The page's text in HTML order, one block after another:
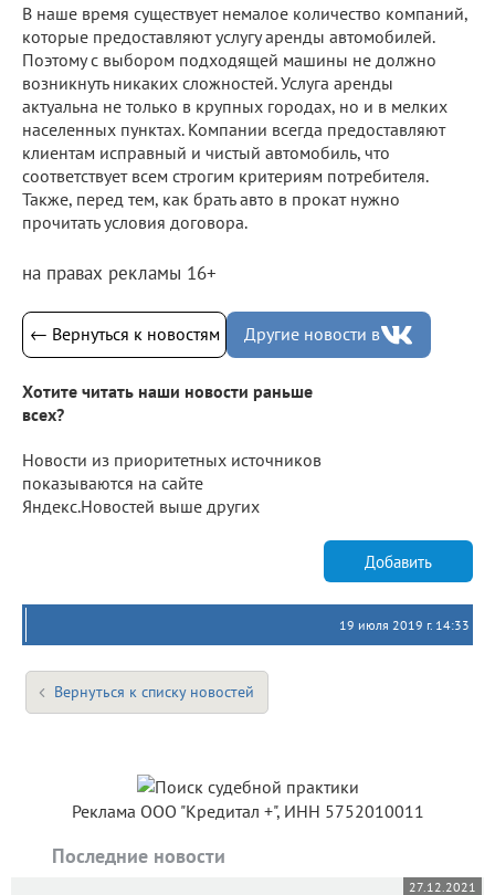
В наше время существует немалое количество компаний,
которые предоставляют услугу аренды автомобилей.
Поэтому с выбором подходящей машины не должно
возникнуть никаких сложностей. Услуга аренды
актуальна не только в крупных городах, но и в мелких
населенных пунктах. Компании всегда предоставляют
клиентам исправный и чистый автомобиль, что
соответствует всем строгим критериям потребителя.
Также, перед тем, как брать авто в прокат нужно
прочитать условия договора.
на правах рекламы 16+
← Вернуться к новостям Другие новости в
Хотите читать наши новости раньше
всех?
Новости из приоритетных источников
показываются на сайте
Яндекс.Новостей выше других
Добавить
19 июля 2019 г. 14:33
Вернуться к списку новостей
Реклама ООО "Кредитал +", ИНН 5752010011
Последние новости
27.12.2021